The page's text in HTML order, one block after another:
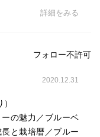
詳細をみる
フォロー不許可
2020.12.31
の魅力／ブルーベ
と栽培暦／ブルー